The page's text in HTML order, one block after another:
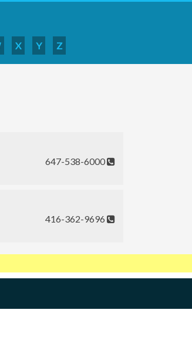
X Y Z
647-538-6000
416-362-9696